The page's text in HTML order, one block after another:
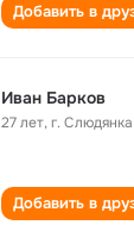
Добавить в
Иван Барков
27 лет,г.
Добавить в